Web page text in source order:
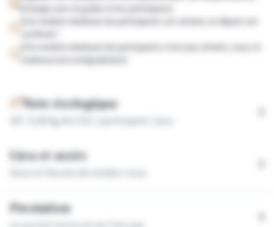
Note écologique
Lieu et accès
Prestation